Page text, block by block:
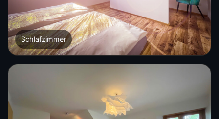
Schlafzimmer